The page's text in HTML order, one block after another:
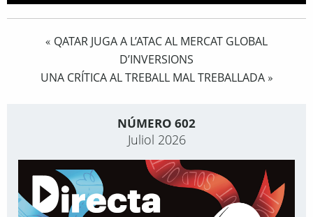
« QATAR JUGA A L’ATAC AL MERCAT GLOBAL
D’INVERSIONS
UNA CRÍTICA AL TREBALL MAL TREBALLADA»
NÚMERO 602
Juliol 2026